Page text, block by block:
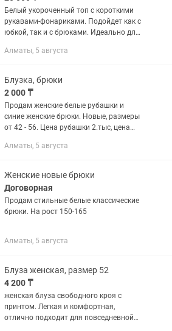
Белый укороченный топ с короткими
рукавами-фонариками. Подойдет как с
юбкой, так и с брюками. Идеально для
Яндекс.Такси
Алматы, 5 августа
Блузка, брюки
2 000 ₸
Продам женские белые рубашки и
синие женские брюки. Новые, размеры
от 42 - 56. Цена рубашки 2.тыс, цена
2.
Алматы, 5 августа
Женские новые брюки
Договорная
Продам стильные белые классические
брюки. На рост 150-165
Алматы, 5 августа
Блуза женская, размер 52
4 200 ₸
женская блуза свободного кроя с
принтом. Легкая и комфортная,
отлично подходит для повседневной